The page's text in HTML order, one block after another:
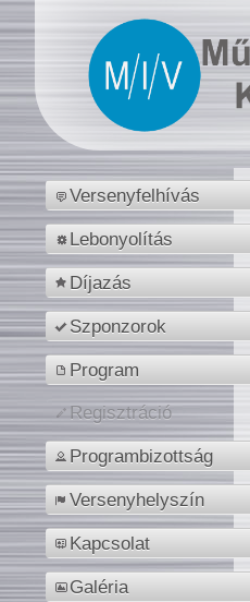
Versenyfelhívás
Lebonyolítás
Díjazás
Szponzorok
Program
Regisztráció
Programbizottság
Versenyhelyszín
Kapcsolat
Galéria